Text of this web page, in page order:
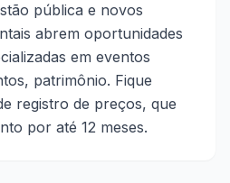
pública e novos
abrem oportunidades
em eventos
patrimônio. Fique
registro de preços, que
por até 12 meses.